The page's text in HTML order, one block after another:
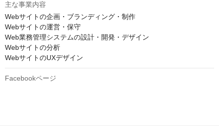
主な事業内容
Webサイトの企画・ブランディング・制作
Webサイトの運営・保守
Web業務管理システムの設計・開発・デザイン
Webサイトの分析
WebサイトのUXデザイン
Facebookページ